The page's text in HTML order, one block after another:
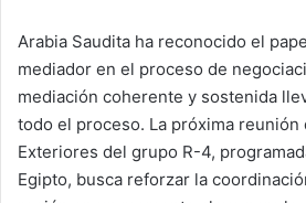
Arabia Saudita ha reconocido el
mediador en el proceso de
mediación coherente y sostenida
todo el proceso. La próxima reunión
Exteriores del grupo R-4,
Egipto, busca reforzar la